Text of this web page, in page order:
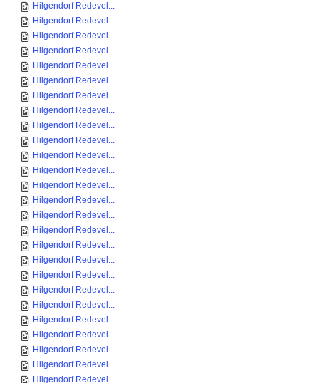
Hilgendorf Redevel...
Hilgendorf Redevel...
Hilgendorf Redevel...
Hilgendorf Redevel...
Hilgendorf Redevel...
Hilgendorf Redevel...
Hilgendorf Redevel...
Hilgendorf Redevel...
Hilgendorf Redevel...
Hilgendorf Redevel...
Hilgendorf Redevel...
Hilgendorf Redevel...
Hilgendorf Redevel...
Hilgendorf Redevel...
Hilgendorf Redevel...
Hilgendorf Redevel...
Hilgendorf Redevel...
Hilgendorf Redevel...
Hilgendorf Redevel...
Hilgendorf Redevel...
Hilgendorf Redevel...
Hilgendorf Redevel...
Hilgendorf Redevel...
Hilgendorf Redevel...
Hilgendorf Redevel...
Hilgendorf Redevel...